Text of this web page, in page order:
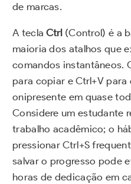
de marcas.
A teclaCtrl (Control) é a
maioria dos atalhos que
comandos instantâneos.
para copiar e Ctrl+V para
onipresente em quase
Considere um estudante
trabalho acadêmico; o
pressionar Ctrl+S
salvar o progresso pode
horas de dedicação em